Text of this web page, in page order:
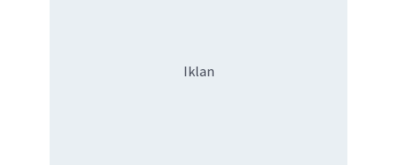
Iklan